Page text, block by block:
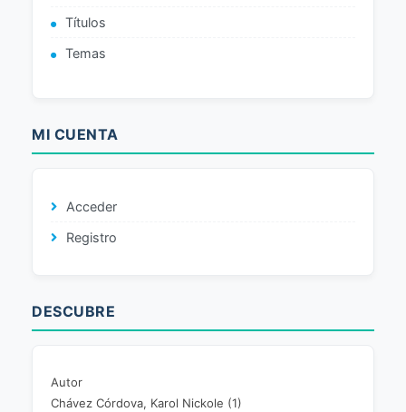
Títulos
Temas
MI CUENTA
Acceder
Registro
DESCUBRE
Autor
Chávez Córdova, Karol Nickole (1)